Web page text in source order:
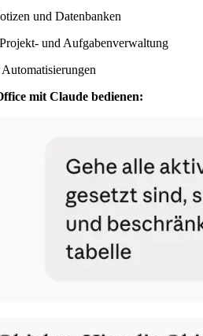
und Datenbanken
und Aufgabenverwaltung
Automatisierungen
mit Claude bedienen: